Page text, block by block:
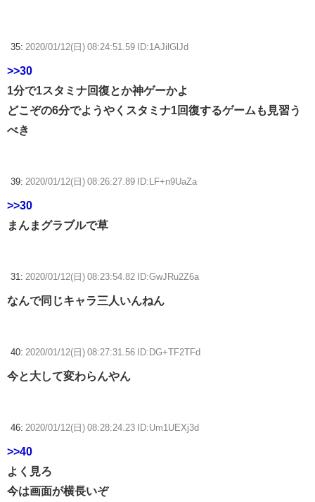
35: 2020/01/12(日) 08:24:51.59 ID:1AJilGlJd
>>30
1分で1スタミナ回復とか神ゲーかよ
どこぞの6分でようやくスタミナ1回復するゲームも見習う
べき
39: 2020/01/12(日) 08:26:27.89 ID:LF+n9UaZa
>>30
まんまグラブルで草
31: 2020/01/12(日) 08:23:54.82 ID:GwJRu2Z6a
なんで同じキャラ三人いんねん
40: 2020/01/12(日) 08:27:31.56 ID:DG+TF2TFd
今と大して変わらんやん
46: 2020/01/12(日) 08:28:24.23 ID:Um1UEXj3d
>>40
よく見ろ
今は画面が横長いぞ